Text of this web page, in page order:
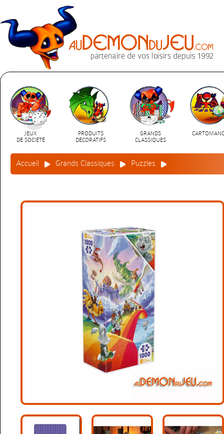
JEUX
DE SOCIÉTÉ
PRODUITS
DÉCORATIFS
GRANDS
CLASSIQUES
Accueil Grands Classiques Puzzles